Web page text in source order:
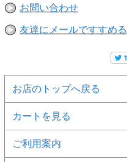
お問い合わせ
友達にメールですすめる
お店のトップへ戻る
カートを見る
ご利用案内